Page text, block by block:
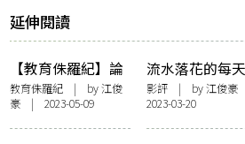
延伸閱讀
【教育侏羅紀】論
模仿缺乏個性——
二零二三年DSE中
文卷二有感
教育侏羅紀 | by江俊
豪 | 2023-05-09
流水落花的每天
──以〈愛
是...2.0〉作註
影評| by江俊豪
2023-03-20